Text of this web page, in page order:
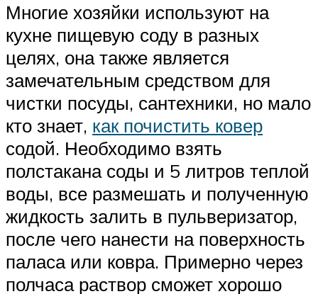
Многие хозяйки используют на
кухне пищевую соду в разных
целях, она также является
замечательным средством для
чистки посуды, сантехники, но мало
кто знает, как почистить ковер
содой. Необходимо взять
полстакана соды и 5 литров теплой
воды, все размешать и полученную
жидкость залить в пульверизатор,
после чего нанести на поверхность
паласа или ковра. Примерно через
полчаса раствор сможет хорошо